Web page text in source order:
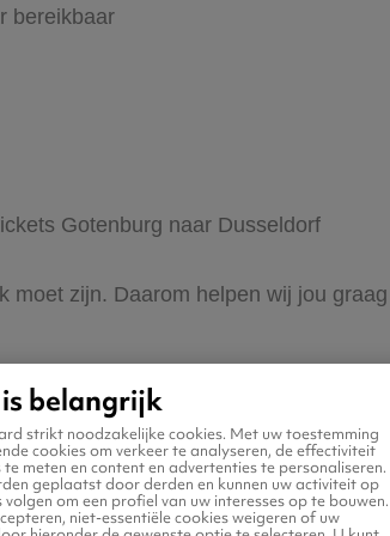
bereikbaar
Gotenburg naar Dusseldorf
zijn. Daarom helpen wij jou
belangrijk
strikt noodzakelijke cookies. Met uw toestemming
cookies om verkeer te analyseren, de effectiviteit
meten en content en advertenties te personaliseren.
geplaatst door derden en kunnen uw activiteit op
volgen om een profiel van uw interesses op te bouwen.
niet-essentiële cookies weigeren of uw